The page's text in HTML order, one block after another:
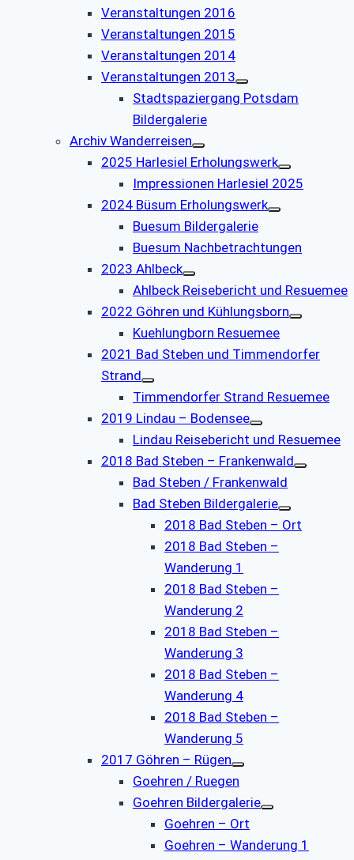
Veranstaltungen 2016
Veranstaltungen 2015
Veranstaltungen 2014
Veranstaltungen 2013
Stadtspaziergang Potsdam
Bildergalerie
Archiv Wanderreisen
2025 Harlesiel Erholungswerk
Impressionen Harlesiel 2025
2024 Büsum Erholungswerk
Buesum Bildergalerie
Buesum Nachbetrachtungen
2023 Ahlbeck
Ahlbeck Reisebericht und Resuemee
2022 Göhren und Kühlungsborn
Kuehlungborn Resuemee
2021 Bad Steben und Timmendorfer
Strand
Timmendorfer Strand Resuemee
2019 Lindau – Bodensee
Lindau Reisebericht und Resuemee
2018 Bad Steben – Frankenwald
Bad Steben / Frankenwald
Bad Steben Bildergalerie
2018 Bad Steben – Ort
2018 Bad Steben –
Wanderung 1
2018 Bad Steben –
Wanderung 2
2018 Bad Steben –
Wanderung 3
2018 Bad Steben –
Wanderung 4
2018 Bad Steben –
Wanderung 5
2017 Göhren – Rügen
Goehren / Ruegen
Goehren Bildergalerie
Goehren – Ort
Goehren – Wanderung 1